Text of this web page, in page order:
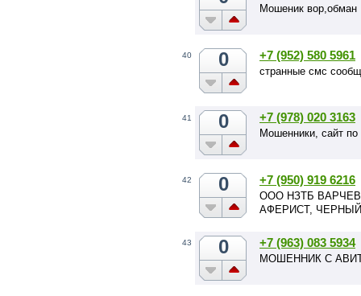
Мошеник вор,обман
40 0 +7 (952) 580 5961
странные смс
41 0 +7 (978) 020 3163
Мошенники, сайт
42 0 +7 (950) 919 6216
ООО НЗТБ
АФЕРИСТ,
43 0 +7 (963) 083 5934
МОШЕННИК С